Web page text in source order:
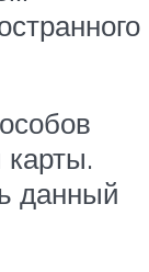
данный